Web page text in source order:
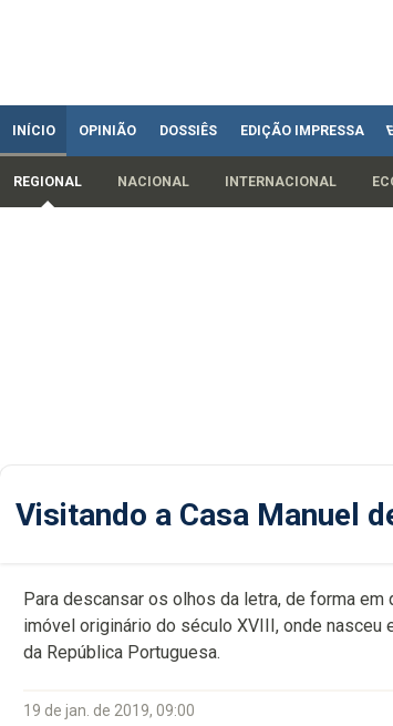
INÍCIO OPINIÃO DOSSIÊS EDIÇÃO IMPRESSA
REGIONAL NACIONAL INTERNACIONAL
Visitando a Casa Manuel
Para descansar os olhos da letra, de forma
imóvel originário do século XVIII, onde
da República Portuguesa.
19 de jan. de 2019, 09:00